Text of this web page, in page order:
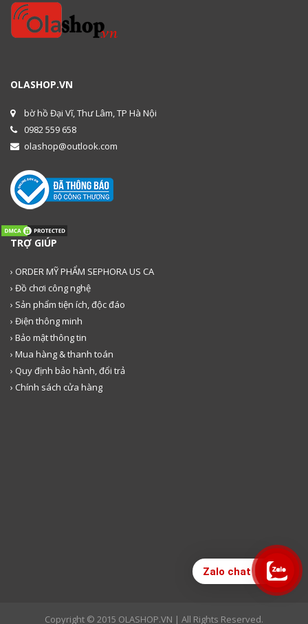
OLASHOP.VN
bờ hồ Đại Vĩ, Thư Lâm, TP Hà Nội
0982 559 658
olashop@outlook.com
TRỢ GIÚP
› ORDER MỸ PHẨM SEPHORA US CA
› Đồ chơi công nghệ
› Sản phẩm tiện ích, độc đáo
› Điện thông minh
› Bảo mật thông tin
› Mua hàng & thanh toán
› Quy định bảo hành, đổi trả
› Chính sách cửa hàng
Copyright © 2015 OLASHOP.VN | All Rights Reserved.
Zalo chat